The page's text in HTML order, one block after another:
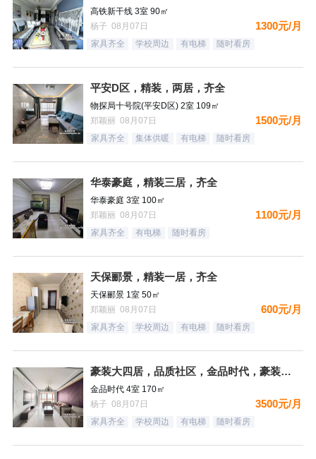
高铁新干线 3室 90㎡
杨子 08月07日
1300元/月
家具齐全 学校周边 有电梯 随时看房
平安D区，精装，两居，齐全
物探局十号院(平安D区) 2室 109㎡
郑颖丽 08月07日
1500元/月
家具齐全 集体供暖 有电梯 随时看房
华泰豪庭，精装三居，齐全
华泰豪庭 3室 100㎡
郑颖丽 08月07日
1100元/月
家具齐全 有电梯 随时看房
天保郦景，精装一居，齐全
天保郦景 1室 50㎡
郑颖丽 08月07日
600元/月
家具齐全 学校周边 有电梯 随时看房
豪装大四居，品质社区，金品时代，豪装双卫，看房有钥匙
金品时代 4室 170㎡
杨子 08月07日
3500元/月
家具齐全 学校周边 有电梯 随时看房